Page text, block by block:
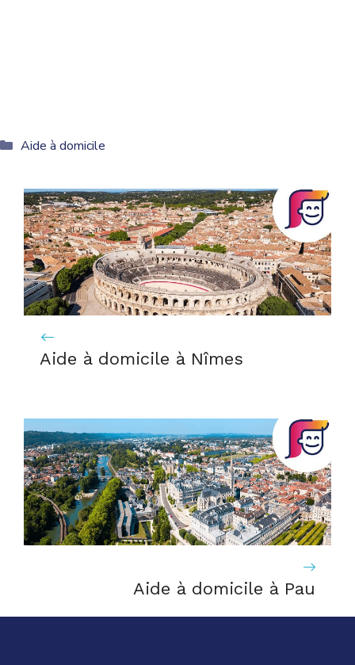
Catégories
Aide à domicile
Aide à domicile à Nîmes
Aide à domicile à Pau